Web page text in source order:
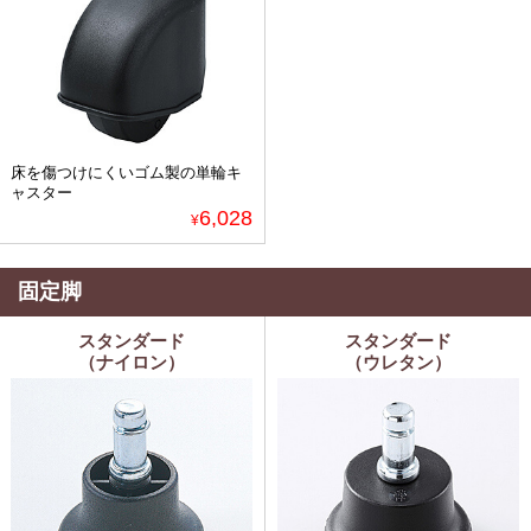
床を傷つけにくいゴム製の単輪キ
ャスター
¥6,028
固定脚
スタンダード
（ナイロン）
スタンダード
（ウレタン）